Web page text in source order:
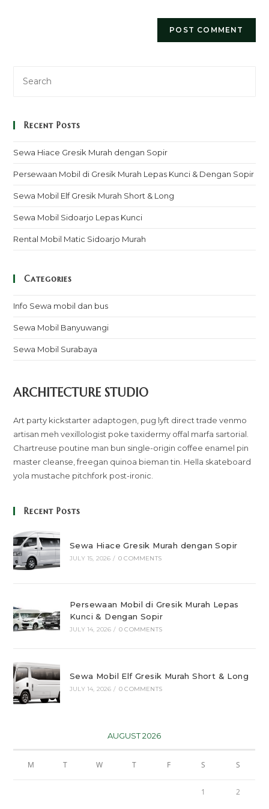
Recent Posts
Sewa Hiace Gresik Murah dengan Sopir
Persewaan Mobil di Gresik Murah Lepas Kunci & Dengan Sopir
Sewa Mobil Elf Gresik Murah Short & Long
Sewa Mobil Sidoarjo Lepas Kunci
Rental Mobil Matic Sidoarjo Murah
Categories
Info Sewa mobil dan bus
Sewa Mobil Banyuwangi
Sewa Mobil Surabaya
ARCHITECTURE STUDIO
Art party kickstarter adaptogen, pug lyft direct trade venmo
artisan meh vexillologist poke taxidermy offal marfa sartorial.
Chartreuse poutine man bun single-origin coffee enamel pin
master cleanse, freegan quinoa bieman tin. Hella skateboard
yola mustache pitchfork post-ironic.
Recent Posts
Sewa Hiace Gresik Murah dengan Sopir
JULY 15, 2026 / 0 COMMENTS
Persewaan Mobil di Gresik Murah Lepas
Kunci & Dengan Sopir
JULY 14, 2026 / 0 COMMENTS
Sewa Mobil Elf Gresik Murah Short & Long
JULY 14, 2026 / 0 COMMENTS
AUGUST 2026
M T W T F S S
1 2